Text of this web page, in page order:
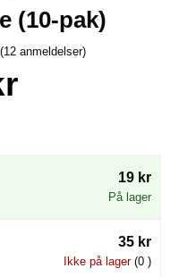
(10-pak)
5 Stjerne, Spring til
(12 anmeldelser)
ny radioknap vil
19 kr
På lager
35 kr
Ikke på lager(0 )